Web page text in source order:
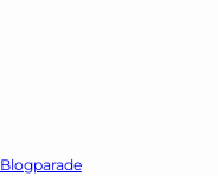
Blogparade